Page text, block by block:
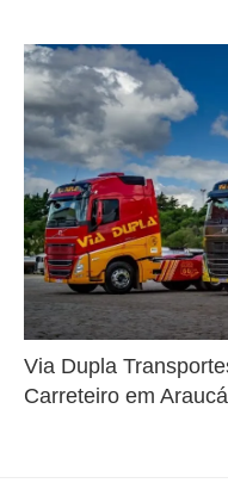
Via Dupla
Carreteiro em